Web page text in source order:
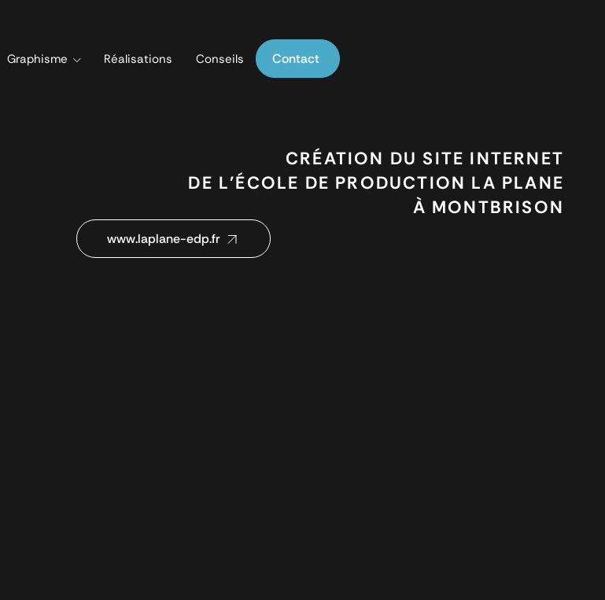
Graphisme Réalisations Conseils Contact
CRÉATION DU SITE INTERNET
DE L'ÉCOLE DE PRODUCTION LA PLANE
À MONTBRISON
www.laplane-edp.fr